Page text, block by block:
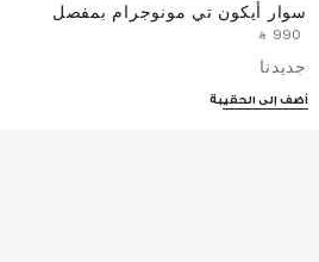
سوار أيكون تي مونوجرام بمفصل
‎ ⃁ ⁦990⁩ ‎
جديدنا
أضف إلى الحقيبة